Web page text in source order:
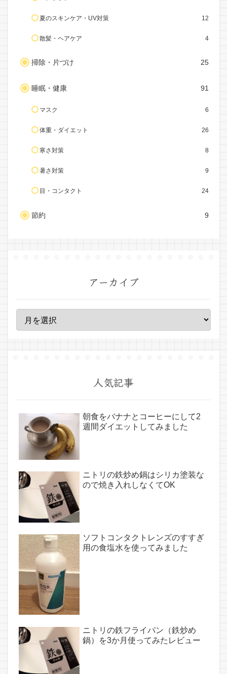
夏のスキンケア・UV対策 12
散髪・ヘアケア 4
掃除・片づけ 25
睡眠・健康 91
マスク 6
体重・ダイエット 26
寒さ対策 8
暑さ対策 9
目・コンタクト 24
節約 9
アーカイブ
人気記事
朝食をバナナとコーヒーにして2
週間ダイエットしてみました
ニトリの鉄炒め鍋はシリカ塗装な
ので焼き入れしなくてOK
ソフトコンタクトレンズのすすぎ
用の食塩水を使ってみました
ニトリの鉄フライパン（鉄炒め
鍋）を3か月使ってみたレビュー